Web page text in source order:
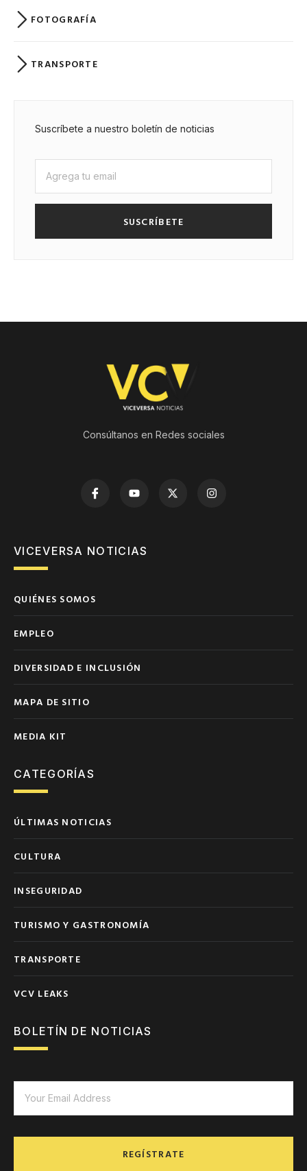
FOTOGRAFÍA
TRANSPORTE
Suscríbete a nuestro boletín de noticias
SUSCRÍBETE
Consúltanos en Redes sociales
VICEVERSA NOTICIAS
QUIÉNES SOMOS
EMPLEO
DIVERSIDAD E INCLUSIÓN
MAPA DE SITIO
MEDIA KIT
CATEGORÍAS
ÚLTIMAS NOTICIAS
CULTURA
INSEGURIDAD
TURISMO Y GASTRONOMÍA
TRANSPORTE
VCV LEAKS
BOLETÍN DE NOTICIAS
REGÍSTRATE